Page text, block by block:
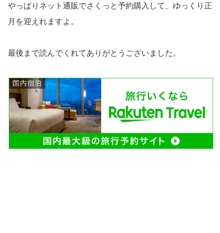
やっぱりネット通販でさくっと予約購入して、ゆっくり正
月を迎えれますよ。
最後まで読んでくれてありがとうございました。